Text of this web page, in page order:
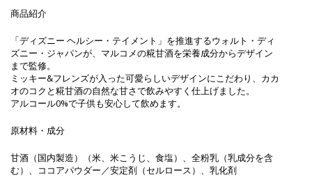
商品紹介
「ディズニー ヘルシー・テイメント」を推進するウォルト・ディ
ズニー・ジャパンが、マルコメの糀甘酒を栄養成分からデザイン
まで監修。
ミッキー&フレンズが入った可愛らしいデザインにこだわり、カカ
オのコクと糀甘酒の自然な甘さで飲みやすく仕上げました。
アルコール0%で子供も安心して飲めます。
原材料・成分
甘酒（国内製造）（米、米こうじ、食塩）、全粉乳（乳成分を含
む）、ココアパウダー／安定剤（セルロース）、乳化剤